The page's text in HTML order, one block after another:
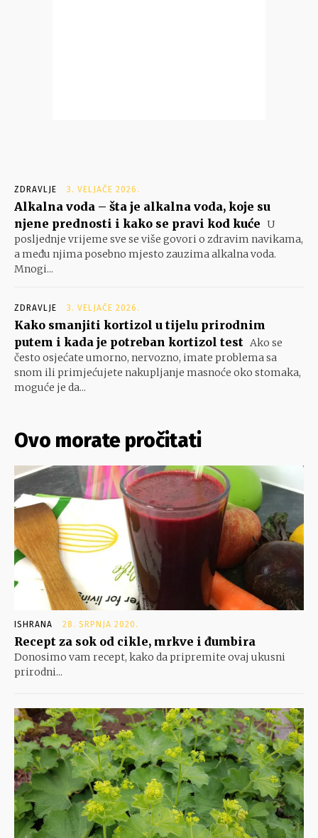
ZDRAVLJE 3. VELJAČE 2026.
Alkalna voda – šta je alkalna voda, koje su
njene prednosti i kako se pravi kod kuće U
posljednje vrijeme sve se više govori o zdravim navikama,
a među njima posebno mjesto zauzima alkalna voda.
Mnogi...
ZDRAVLJE 3. VELJAČE 2026.
Kako smanjiti kortizol u tijelu prirodnim
putem i kada je potreban kortizol test Ako se
često osjećate umorno, nervozno, imate problema sa
snom ili primjećujete nakupljanje masnoće oko stomaka,
moguće je da...
Ovo morate pročitati
ISHRANA 28. SRPNJA 2020.
Recept za sok od cikle, mrkve i đumbira
Donosimo vam recept, kako da pripremite ovaj ukusni
prirodni...